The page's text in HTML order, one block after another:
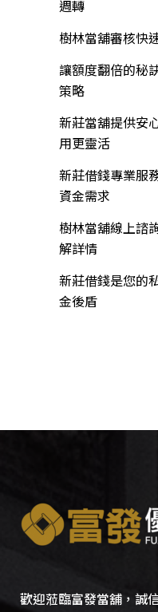
週轉
樹林當舖審核快
讓額度翻倍的秘
策略
新莊當舖提供安
用更靈活
新莊借錢專業服
資金需求
樹林當舖線上諮
解詳情
新莊借錢是您的
金後盾
歡迎蒞臨富發當舖，誠